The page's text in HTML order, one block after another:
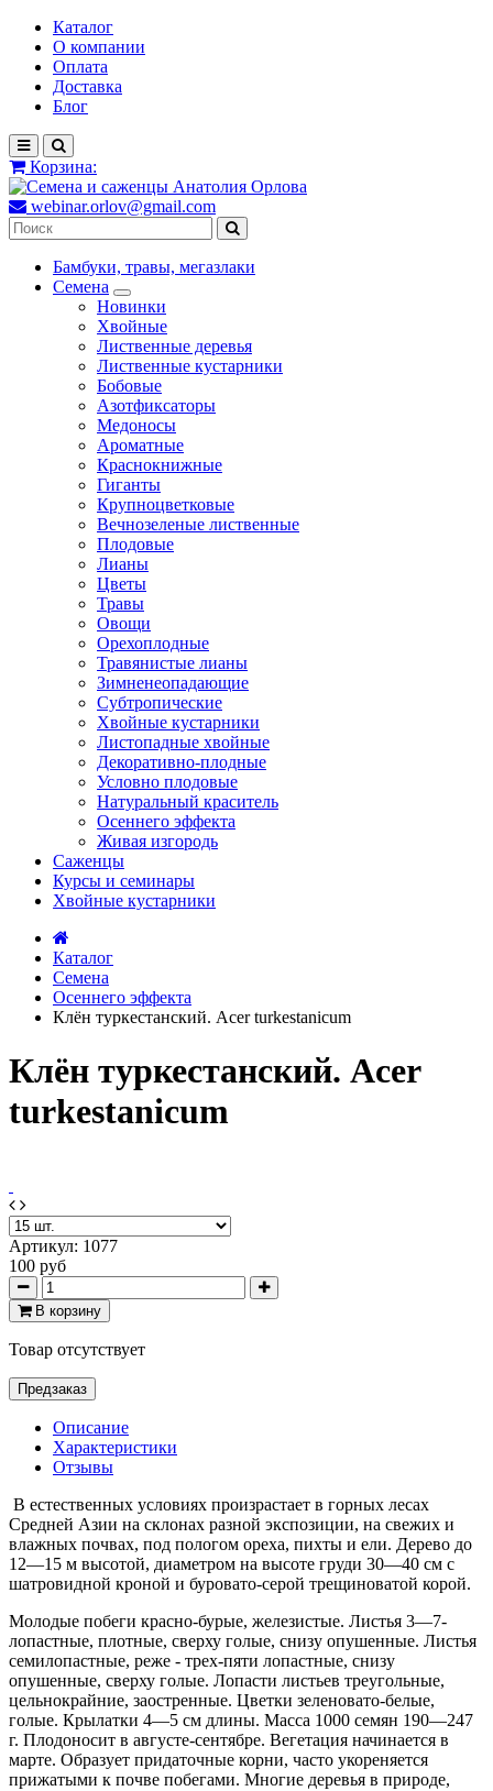
Каталог
О компании
Оплата
Доставка
Блог
Корзина:
webinar.orlov@gmail.com
Бамбуки, травы, мегазлаки
Семена
Новинки
Хвойные
Лиственные деревья
Лиственные кустарники
Бобовые
Азотфиксаторы
Медоносы
Ароматные
Краснокнижные
Гиганты
Крупноцветковые
Вечнозеленые лиственные
Плодовые
Лианы
Цветы
Травы
Овощи
Орехоплодные
Травянистые лианы
Зимненеопадающие
Субтропические
Хвойные кустарники
Листопадные хвойные
Декоративно-плодные
Условно плодовые
Натуральный краситель
Осеннего эффекта
Живая изгородь
Саженцы
Курсы и семинары
Хвойные кустарники
Каталог
Семена
Осеннего эффекта
Клён туркестанский. Acer turkestanicum
Клён туркестанский. Acer
turkestanicum
Артикул: 1077
100 руб
В корзину
Товар отсутствует
Предзаказ
Описание
Характеристики
Отзывы
В естественных условиях произрастает в горных лесах
Средней Азии на склонах разной экспозиции, на свежих и
влажных почвах, под пологом ореха, пихты и ели. Дерево до
12—15 м высотой, диаметром на высоте груди 30—40 см с
шатровидной кроной и буровато-серой трещиноватой корой.
Молодые побеги красно-бурые, железистые. Листья 3—7-
лопастные, плотные, сверху голые, снизу опушенные. Листья
семилопастные, реже - трех-пяти лопастные, снизу
опушенные, сверху голые. Лопасти листьев треугольные,
цельнокрайние, заостренные. Цветки зеленовато-белые,
голые. Крылатки 4—5 см длины. Масса 1000 семян 190—247
г. Плодоносит в августе-сентябре. Вегетация начинается в
марте. Образует придаточные корни, часто укореняется
прижатыми к почве побегами. Многие деревья в природе,